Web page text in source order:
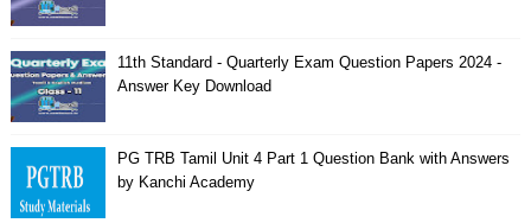
11th Standard - Quarterly Exam Question Papers 2024 -
Answer Key Download
PG TRB Tamil Unit 4 Part 1 Question Bank with Answers
by Kanchi Academy